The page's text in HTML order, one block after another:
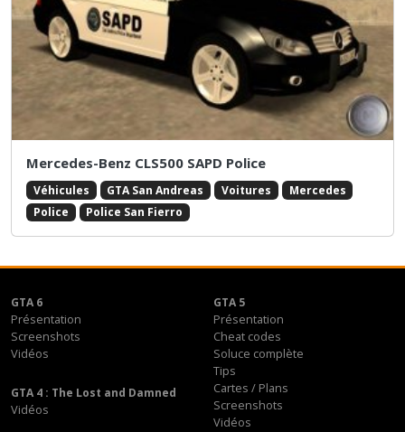
Mercedes-Benz CLS500 SAPD Police
Véhicules GTA San Andreas Voitures
Mercedes
Police
Police San Fierro
GTA 6
Présentation
Screenshots
Vidéos
GTA 5
Présentation
Cheat codes
Soluce complète
Tips
Cartes / Plans
Screenshots
Vidéos
GTA 4 : The Lost and Damned
Vidéos